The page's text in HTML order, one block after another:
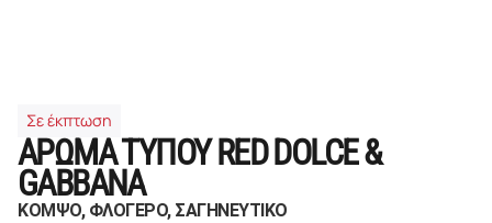
Σε έκπτωση
ΑΡΩΜΑ ΤΥΠΟΥ RED DOLCE &
GABBANA
ΚΟΜΨΟ, ΦΛΟΓΕΡΟ, ΣΑΓΗΝΕΥΤΙΚΟ